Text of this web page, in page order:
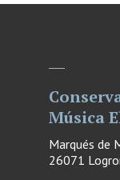
Música
Marqués de
26071